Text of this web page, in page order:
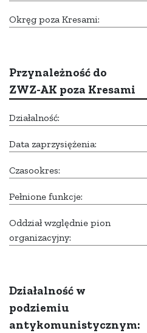
Okręg poza Kresami:
Przynależność do
ZWZ-AK poza Kresami
Działalność:
Data zaprzysiężenia:
Czasookres:
Pełnione funkcje:
Oddział względnie pion
organizacyjny:
Działalność w
podziemiu
antykomunistycznym: